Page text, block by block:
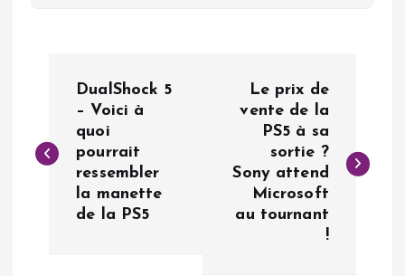
v
DualShock 5
– Voici à
quoi
pourrait
ressembler
la manette
de la PS5
Le prix de
vente de la
PS5 à sa
sortie ?
Sony attend
Microsoft
au tournant
!